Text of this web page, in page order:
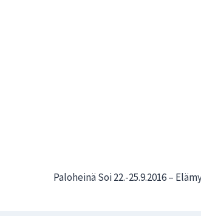
Paloheinä Soi 22.-25.9.2016 –